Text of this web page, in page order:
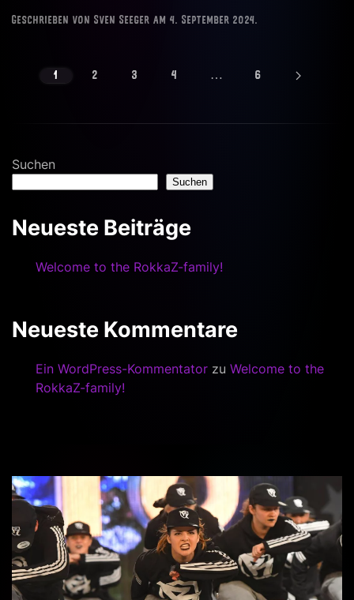
Geschrieben von Sven Seeger am 4. September 2024.
1 2 3 4 … 6
Suchen
Suchen
Neueste Beiträge
Welcome to the RokkaZ-family!
Neueste Kommentare
Ein WordPress-Kommentator zu Welcome to the
RokkaZ-family!